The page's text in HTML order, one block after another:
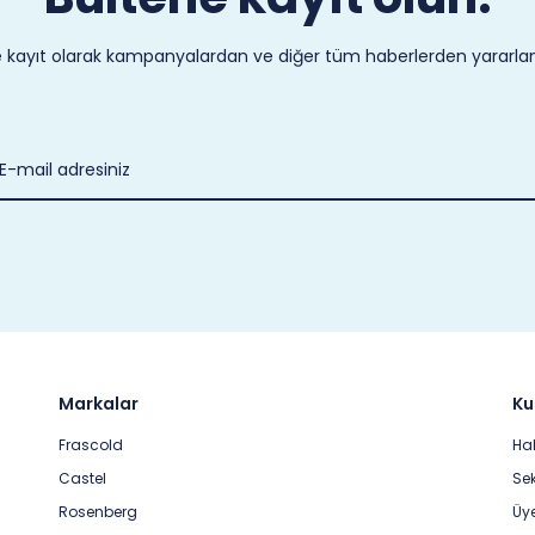
olarak kampanyalardan ve diğer tüm haberlerden
Markalar
Frascold
Castel
Rosenberg